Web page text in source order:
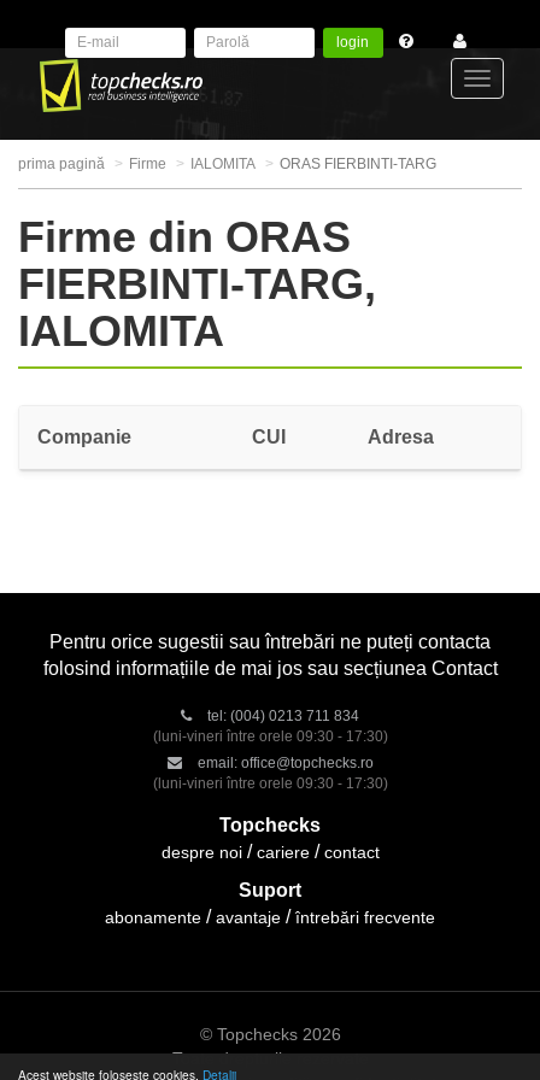
Acest website folosește cookies. Detalii
login
prima pagină Firme IALOMITA ORAS FIERBINTI-TARG
Firme din ORAS
FIERBINTI-TARG,
IALOMITA
Companie CUI Adresa
Pentru orice sugestii sau întrebări ne puteți contacta
folosind informațiile de mai jos sau secțiunea Contact
tel: (004) 0213 711 834
(luni-vineri între orele 09:30 - 17:30)
email: office@topchecks.ro
(luni-vineri între orele 09:30 - 17:30)
Topchecks
despre noi cariere contact
Suport
abonamente avantaje întrebări frecvente
© Topchecks 2026
Toate drepturile rezervate